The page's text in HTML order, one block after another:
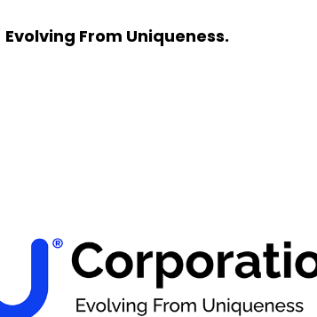
Evolving From Uniqueness.